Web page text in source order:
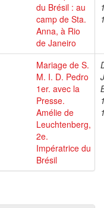
du Brésil : au
camp de Sta.
Anna, à Rio
de Janeiro
Mariage de S.
M. I. D. Pedro
1er. avec la
Presse.
Amélie de
Leuchtenberg,
2e.
Impératrice du
Brésil